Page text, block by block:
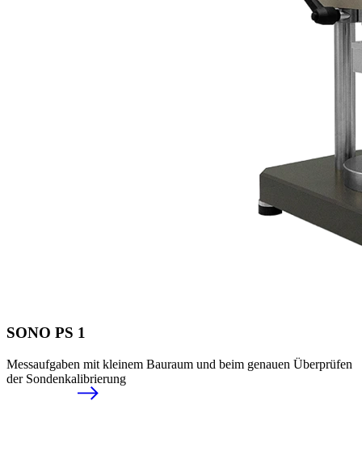
SONO PS 1
Messaufgaben mit kleinem Bauraum und beim genauen Überprüfen
der Sondenkalibrierung